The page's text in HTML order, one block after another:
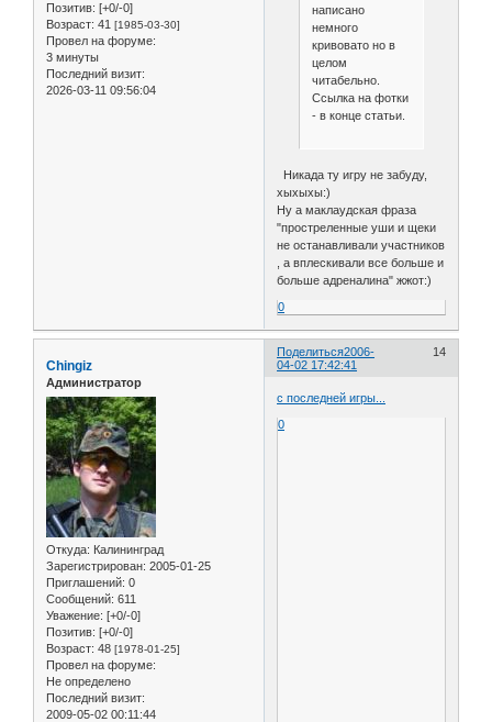
Позитив: [+0/-0]
Возраст: 41 [1985-03-30]
Провел на форуме:
3 минуты
Последний визит:
2026-03-11 09:56:04
написано
немного
кривовато но в
целом
читабельно.
Ссылка на фотки
- в конце статьи.
Никада ту игру не забуду,
хыхыхы:)
Ну а маклаудская фраза
"простреленные уши и щеки
не останавливали участников
, а вплескивали все больше и
больше адреналина" жжот:)
0
Поделиться 14
2006-
04-02 17:42:41
Chingiz
Администратор
Откуда: Калининград
Зарегистрирован: 2005-01-25
Приглашений: 0
Сообщений: 611
Уважение: [+0/-0]
Позитив: [+0/-0]
Возраст: 48 [1978-01-25]
Провел на форуме:
Не определено
Последний визит:
2009-05-02 00:11:44
с последней игры...
0